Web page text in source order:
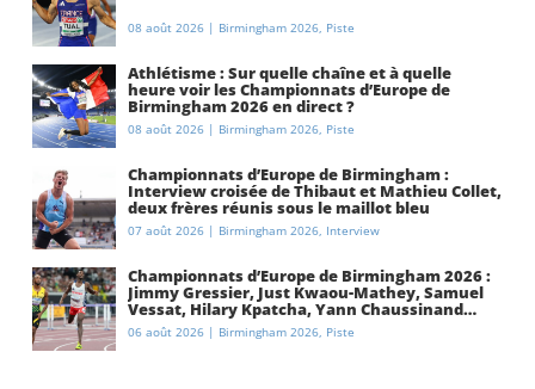
08 août 2026 | Birmingham 2026, Piste
Athlétisme : Sur quelle chaîne et à quelle
heure voir les Championnats d’Europe de
Birmingham 2026 en direct ?
08 août 2026 | Birmingham 2026, Piste
Championnats d’Europe de Birmingham :
Interview croisée de Thibaut et Mathieu Collet,
deux frères réunis sous le maillot bleu
07 août 2026 | Birmingham 2026, Interview
Championnats d’Europe de Birmingham 2026 :
Jimmy Gressier, Just Kwaou-Mathey, Samuel
Vessat, Hilary Kpatcha, Yann Chaussinand…
Présentation de l’équipe de France
d’athlétisme
06 août 2026 | Birmingham 2026, Piste